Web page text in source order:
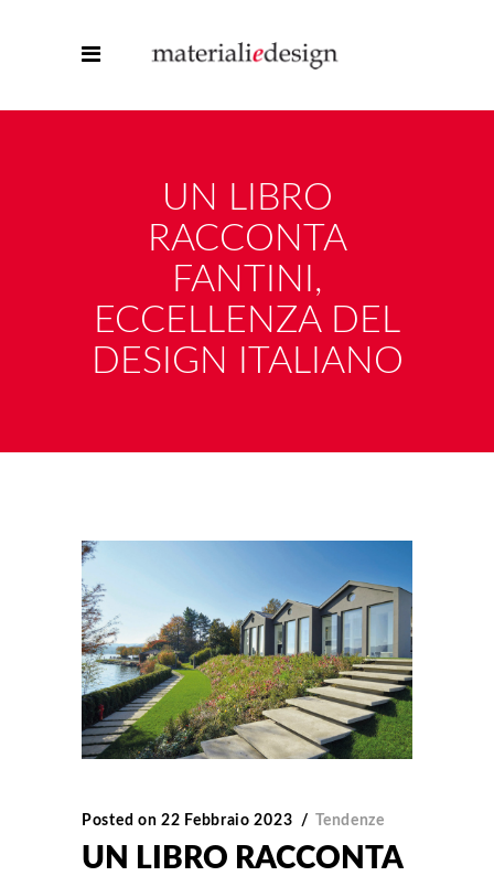
UN LIBRO
RACCONTA
FANTINI,
ECCELLENZA DEL
DESIGN ITALIANO
Posted on 22 Febbraio 2023 Tendenze
UN LIBRO RACCONTA